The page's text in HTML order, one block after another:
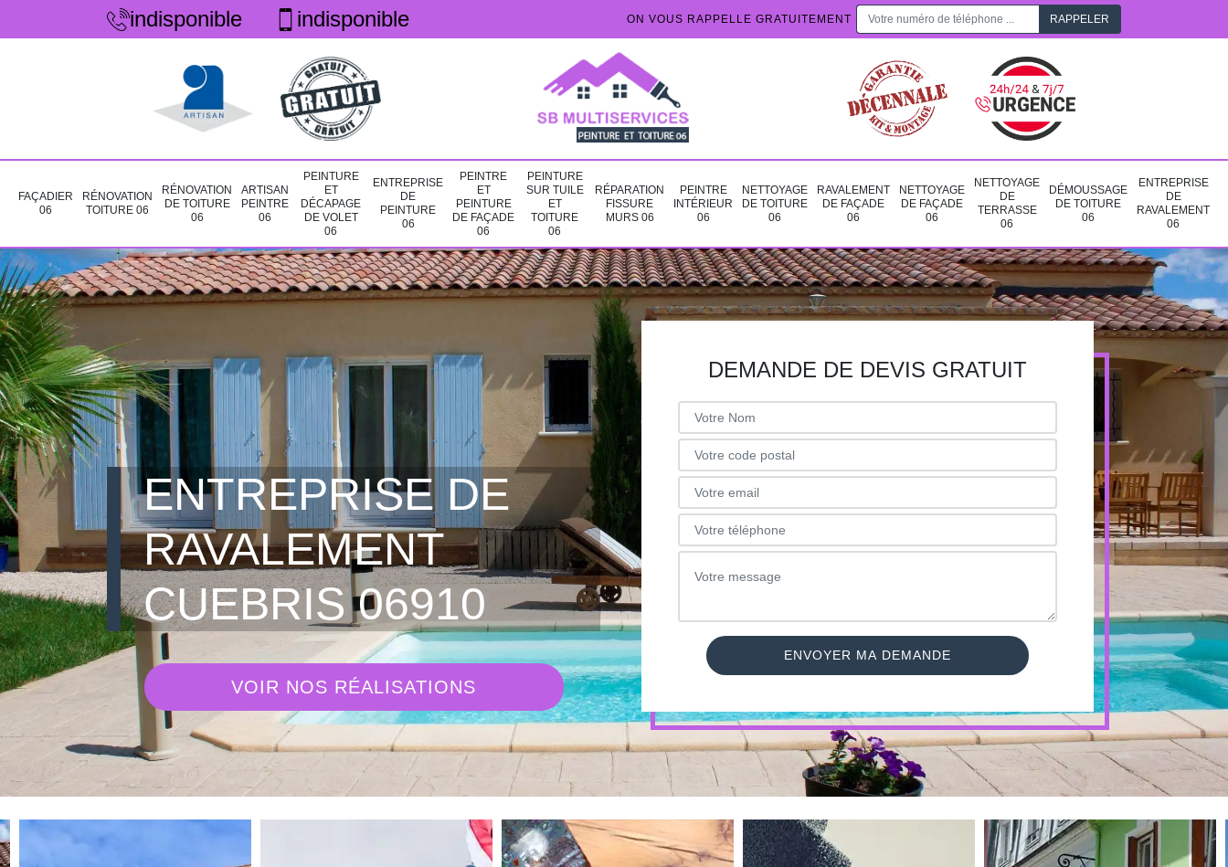
indisponible indisponible ON VOUS RAPPELLE GRATUITEMENT
FAÇADIER
06
RÉNOVATION
TOITURE 06
RÉNOVATION
DE TOITURE
06
ARTISAN
PEINTRE
06
PEINTURE
ET
DÉCAPAGE
DE VOLET
06
ENTREPRISE
DE
PEINTURE
06
PEINTRE
ET
PEINTURE
DE FAÇADE
06
PEINTURE
SUR TUILE
ET
TOITURE
06
RÉPARATION
FISSURE
MURS 06
PEINTRE
INTÉRIEUR
06
NETTOYAGE
DE TOITURE
06
RAVALEMENT
DE FAÇADE
06
NETTOYAGE
DE FAÇADE
06
NETTOYAGE
DE
TERRASSE
06
DÉMOUSSAGE
DE TOITURE
06
ENTREPRISE
DE
RAVALEMENT
06
ENTREPRISE DE
RAVALEMENT
CUEBRIS 06910
VOIR NOS RÉALISATIONS
DEMANDE DE DEVIS GRATUIT